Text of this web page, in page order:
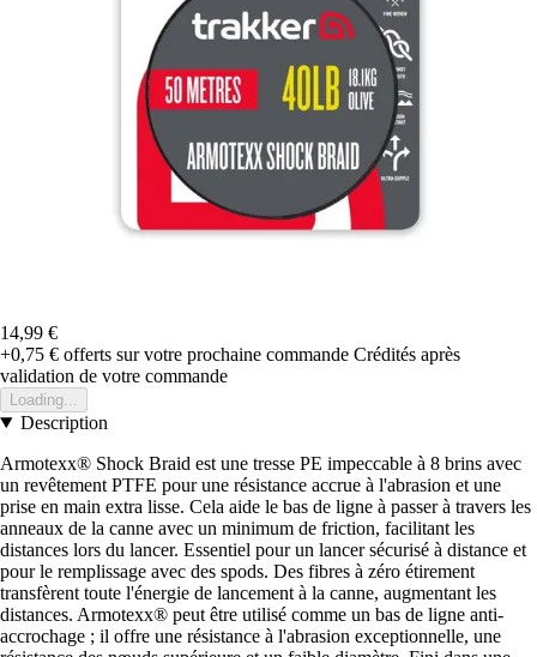
14,99 €
+0,75 € offerts sur votre prochaine commande Crédités après
validation de votre commande
Loading...
Description
Armotexx® Shock Braid est une tresse PE impeccable à 8 brins avec
un revêtement PTFE pour une résistance accrue à l'abrasion et une
prise en main extra lisse. Cela aide le bas de ligne à passer à travers les
anneaux de la canne avec un minimum de friction, facilitant les
distances lors du lancer. Essentiel pour un lancer sécurisé à distance et
pour le remplissage avec des spods. Des fibres à zéro étirement
transfèrent toute l'énergie de lancement à la canne, augmentant les
distances. Armotexx® peut être utilisé comme un bas de ligne anti-
accrochage ; il offre une résistance à l'abrasion exceptionnelle, une